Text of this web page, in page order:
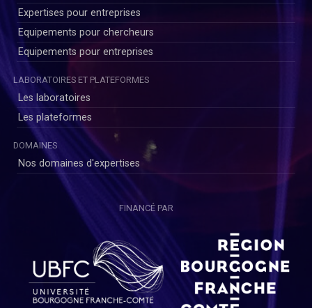
Expertises pour entreprises
Equipements pour chercheurs
Equipements pour entreprises
LABORATOIRES ET PLATEFORMES
Les laboratoires
Les plateformes
DOMAINES
Nos domaines d'expertises
FINANCÉ PAR